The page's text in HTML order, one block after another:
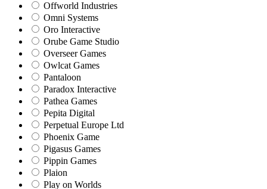
Offworld Industries
Omni Systems
Oro Interactive
Orube Game Studio
Overseer Games
Owlcat Games
Pantaloon
Paradox Interactive
Pathea Games
Pepita Digital
Perpetual Europe Ltd
Phoenix Game
Pigasus Games
Pippin Games
Plaion
Play on Worlds